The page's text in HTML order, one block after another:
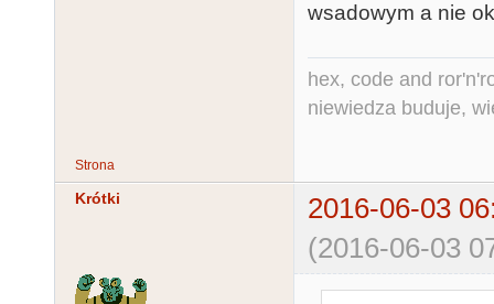
wsadowym a nie
hex, code and
niewiedza buduje,
Strona
Krótki
2016-06-03
(2016-06-03